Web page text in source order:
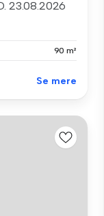
23.08.2026
90 m²
Se mere